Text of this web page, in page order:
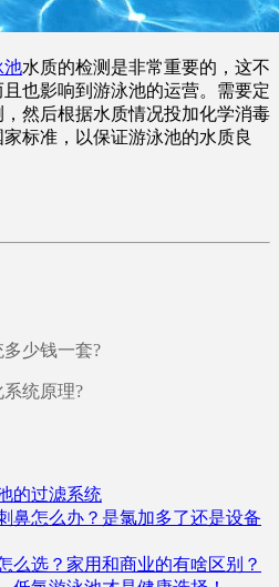
池水质的检测是非常重要的，这不
也影响到游泳池的运营。需要定
然后根据水质情况投加化学消毒
标准，以保证游泳池的水质良
少钱一套?
统原理?
的过滤系统
鼻怎么办？是氯加多了还是设备
么选？家用和商业的有啥区别？